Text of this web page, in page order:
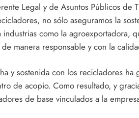
Legal y de Asuntos Públicos de
no sólo aseguramos la
industrias como la agroexportadora,
manera responsable y con la
y sostenida con los recicladores
de acopio. Como resultado, y
de base vinculados a la